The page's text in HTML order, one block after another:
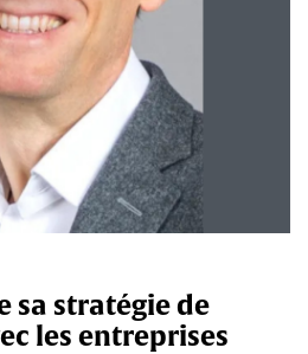
sa stratégie de
les entreprises